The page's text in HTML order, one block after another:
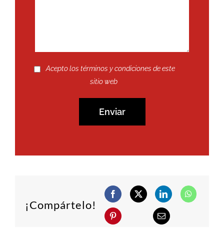
Acepto los términos y condiciones de este
sitio web
¡Compártelo!